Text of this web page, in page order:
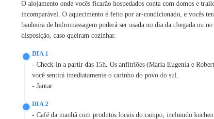
O alojamento onde vocês ficarão hospedados conta com domos e
incomparável. O aquecimento é feito por ar-condicionado, e vocês
banheira de hidromassagem poderá ser usada no dia da chegada ou
disposição, caso queiram cozinhar.
DIA 1
- Check-in a partir das 15h. Os anfitriões (María Eugenia e
você sentirá imediatamente o carinho do povo do sul.
- Jantar
DIA 2
- Café da manhã com produtos locais do campo, incluindo